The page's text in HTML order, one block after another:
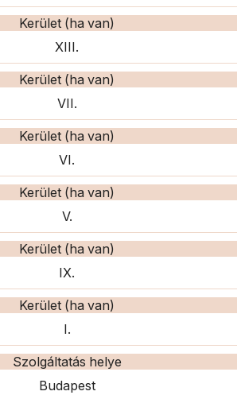
Kerület (ha van)
XIII.
Kerület (ha van)
VII.
Kerület (ha van)
VI.
Kerület (ha van)
V.
Kerület (ha van)
IX.
Kerület (ha van)
I.
Szolgáltatás helye
Budapest